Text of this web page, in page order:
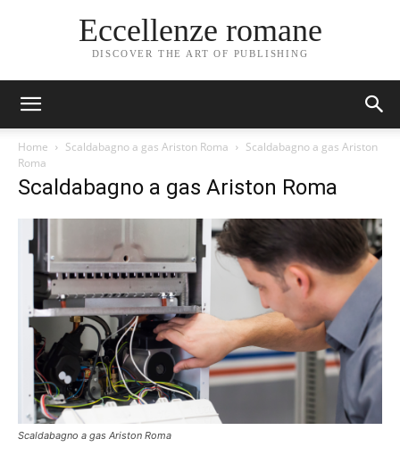
Eccellenze romane
DISCOVER THE ART OF PUBLISHING
Home Scaldabagno a gas Ariston Roma
Scaldabagno a gas Ariston
Roma
Scaldabagno a gas Ariston Roma
Scaldabagno a gas Ariston Roma